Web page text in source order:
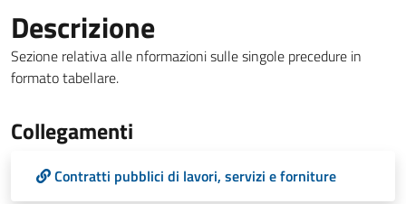
Descrizione
Sezione relativa alle nformazioni sulle singole precedure in
formato tabellare.
Collegamenti
Contratti pubblici di lavori, servizi e forniture